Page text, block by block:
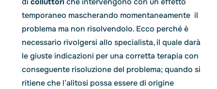
temporaneo mascherando momentaneamente il
problema ma non risolvendolo. Ecco perché è
necessario rivolgersi allo specialista, il quale darà
le giuste indicazioni per una corretta terapia con
conseguente risoluzione del problema; quando si
ritiene che l’alitosi possa essere di origine